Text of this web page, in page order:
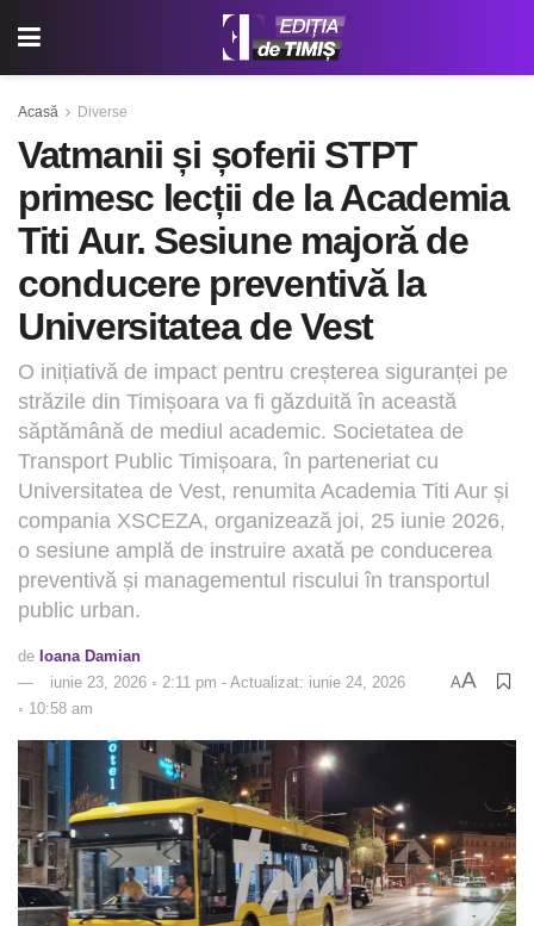
Acasă Diverse
Vatmanii și șoferii STPT
primesc lecții de la Academia
Titi Aur. Sesiune majoră de
conducere preventivă la
Universitatea de Vest
O inițiativă de impact pentru creșterea siguranței pe
străzile din Timișoara va fi găzduită în această
săptămână de mediul academic. Societatea de
Transport Public Timișoara, în parteneriat cu
Universitatea de Vest, renumita Academia Titi Aur și
compania XSCEZA, organizează joi, 25 iunie 2026,
o sesiune amplă de instruire axată pe conducerea
preventivă și managementul riscului în transportul
public urban.
de Ioana Damian
iunie 23, 2026 ◦ 2:11 pm - Actualizat: iunie 24, 2026
◦ 10:58 am
AA